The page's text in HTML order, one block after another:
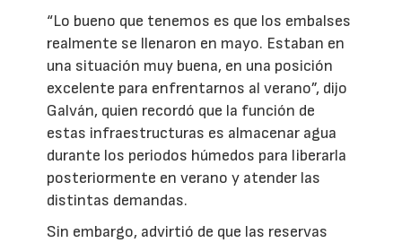
“Lo bueno que tenemos es que los embalses
realmente se llenaron en mayo. Estaban en
una situación muy buena, en una posición
excelente para enfrentarnos al verano”, dijo
Galván, quien recordó que la función de
estas infraestructuras es almacenar agua
durante los periodos húmedos para liberarla
posteriormente en verano y atender las
distintas demandas.
Sin embargo, advirtió de que las reservas